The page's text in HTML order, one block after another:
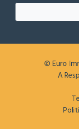
© Euro
A